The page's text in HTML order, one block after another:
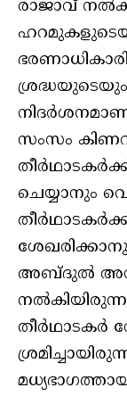
രാജാവ്
സംസം
ചെയ്യാനും
അബ്ദുല്‍
തീര്‍ഥാടകര്‍